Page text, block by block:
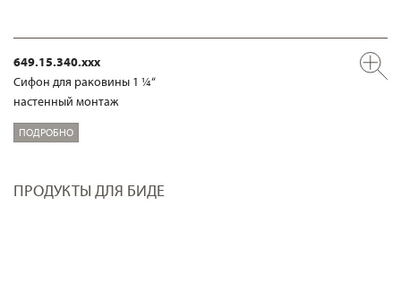
649.15.340.xxx
Сифон для раковины 1 ¼“
настенный монтаж
ПОДРОБНО
ПРОДУКТЫ ДЛЯ БИДЕ